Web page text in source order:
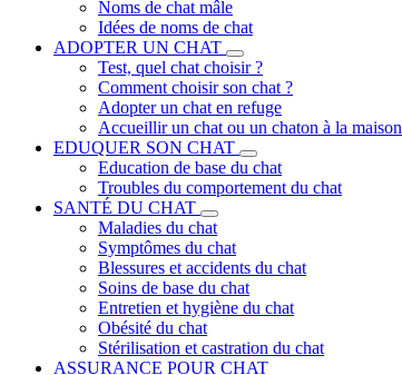
Noms de chat mâle
Idées de noms de chat
ADOPTER UN CHAT
Test, quel chat choisir ?
Comment choisir son chat ?
Adopter un chat en refuge
Accueillir un chat ou un chaton à la maison
EDUQUER SON CHAT
Education de base du chat
Troubles du comportement du chat
SANTÉ DU CHAT
Maladies du chat
Symptômes du chat
Blessures et accidents du chat
Soins de base du chat
Entretien et hygiène du chat
Obésité du chat
Stérilisation et castration du chat
ASSURANCE POUR CHAT